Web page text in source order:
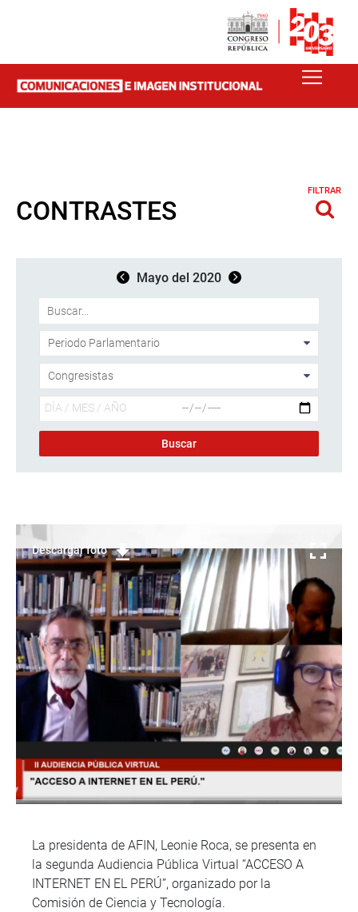
CONTRASTES
FILTRAR
Mayo del 2020
Descargar foto
La presidenta de AFIN, Leonie Roca, se presenta en
la segunda Audiencia Pública Virtual “ACCESO A
INTERNET EN EL PERÚ”, organizado por la
Comisión de Ciencia y Tecnología.